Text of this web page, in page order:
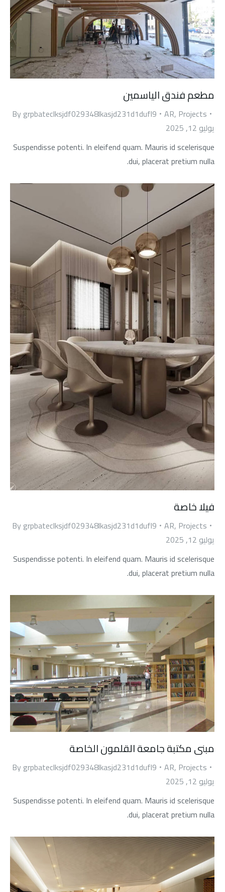
مطعم فندق الياسمين
AR, Projects
Bygrpbateclksjdf029348lkasjd231d1dufl9
يوليو 12, 2025
Suspendisse potenti. In eleifend quam. Mauris id scelerisque
dui, placerat pretium nulla.
فيلا خاصة
AR, Projects
Bygrpbateclksjdf029348lkasjd231d1dufl9
يوليو 12, 2025
Suspendisse potenti. In eleifend quam. Mauris id scelerisque
dui, placerat pretium nulla.
مبنى مكتبة جامعة القلمون الخاصة
AR, Projects
Bygrpbateclksjdf029348lkasjd231d1dufl9
يوليو 12, 2025
Suspendisse potenti. In eleifend quam. Mauris id scelerisque
dui, placerat pretium nulla.